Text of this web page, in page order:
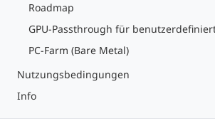
Roadmap
GPU-Passthrough für
PC-Farm (Bare Metal)
Nutzungsbedingungen
Info